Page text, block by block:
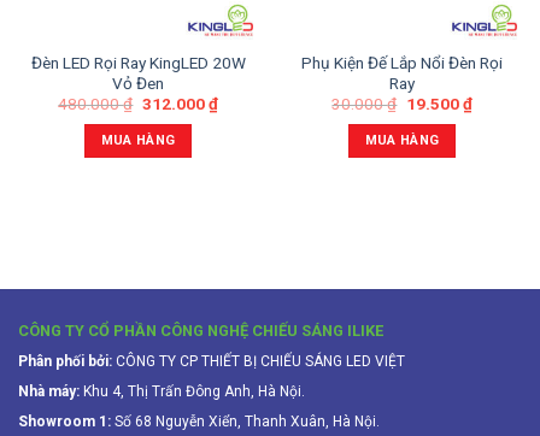
Đèn LED Rọi Ray KingLED 20W
Vỏ Đen
480.000₫ 312.000₫
MUA HÀNG
Phụ Kiện Đế Lắp Nổi Đèn Rọi
Ray
30.000₫ 19.500₫
MUA HÀNG
CÔNG TY CỔ PHẦN CÔNG NGHỆ CHIẾU SÁNG ILIKE
Phân phối bởi: CÔNG TY CP THIẾT BỊ CHIẾU SÁNG LED VIỆT
Nhà máy: Khu 4, Thị Trấn Đông Anh, Hà Nội.
Showroom 1: Số 68 Nguyễn Xiển, Thanh Xuân, Hà Nội.